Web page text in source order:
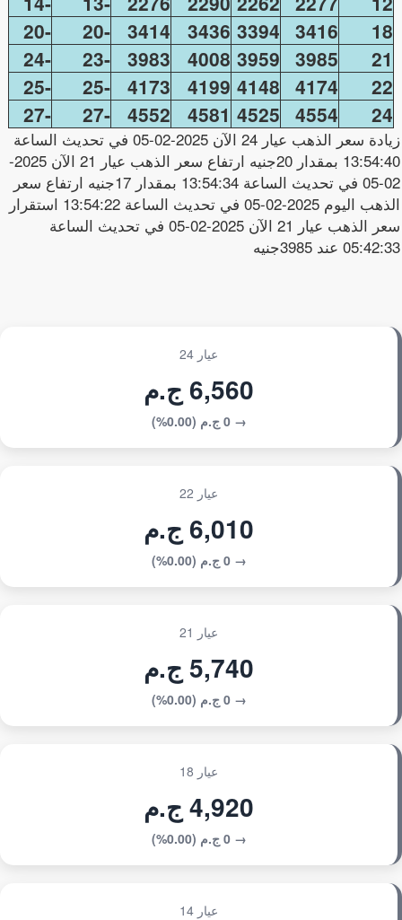
18
3416
3394
3436
3414
-20
-20
21
3985
3959
4008
3983
-23
-24
22
4174
4148
4199
4173
-25
-25
24
4554
4525
4581
4552
-27
-27
زيادة سعر الذهب عيار 24 الآن 2025-02-05 في تحديث الساعة
13:54:40 بمقدار 20جنيه ارتفاع سعر الذهب عيار 21 الآن 2025-
02-05 في تحديث الساعة 13:54:34 بمقدار 17جنيه ارتفاع سعر
الذهب اليوم 2025-02-05 في تحديث الساعة 13:54:22 استقرار
سعر الذهب عيار 21 الآن 2025-02-05 في تحديث الساعة
05:42:33 عند 3985جنيه
عيار 24
6,560 ج.م
→ 0 ج.م (0.00%)
عيار 22
6,010 ج.م
→ 0 ج.م (0.00%)
عيار 21
5,740 ج.م
→ 0 ج.م (0.00%)
عيار 18
4,920 ج.م
→ 0 ج.م (0.00%)
عيار 14